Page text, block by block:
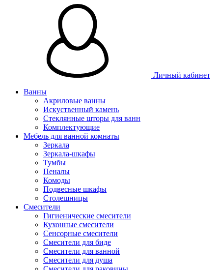
Личный кабинет
Ванны
Акриловые ванны
Искуственный камень
Стеклянные шторы для ванн
Комплектующие
Мебель для ванной комнаты
Зеркала
Зеркала-шкафы
Тумбы
Пеналы
Комоды
Подвесные шкафы
Столешницы
Смесители
Гигиенические смесители
Кухонные смесители
Сенсорные смесители
Смесители для биде
Смесители для ванной
Смесители для душа